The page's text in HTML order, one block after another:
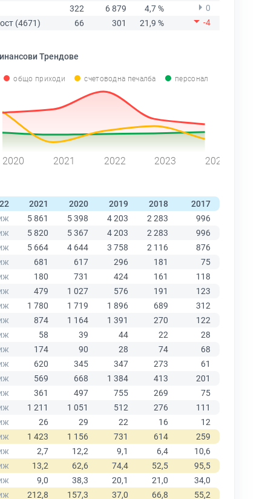
322
6 879 4,7 %
0
(4671)
66 301 21,9 % -4
Трендове
общо приходи счетоводна печалба персонал
2020 2021 2022 2023 2024
2021 2020 2019 2018 2017